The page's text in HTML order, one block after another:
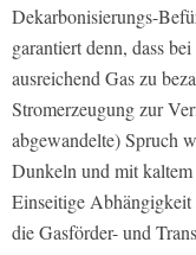
Dekarbonisierungs-
garantiert denn, dass
ausreichend Gas zu
Stromerzeugung zur
abgewandelte) Spruch
Dunkeln und mit
Einseitige
die Gasförder- und